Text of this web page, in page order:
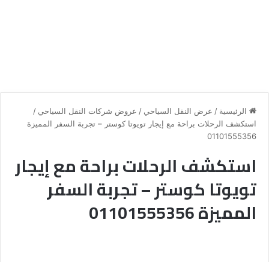
الرئيسية / عرض النقل السياحي / عروض شركات النقل السياحي /
استكشف الرحلات براحة مع إيجار تويوتا كوستر – تجربة السفر المميزة
01101555356
استكشف الرحلات براحة مع إيجار
تويوتا كوستر – تجربة السفر
المميزة 01101555356